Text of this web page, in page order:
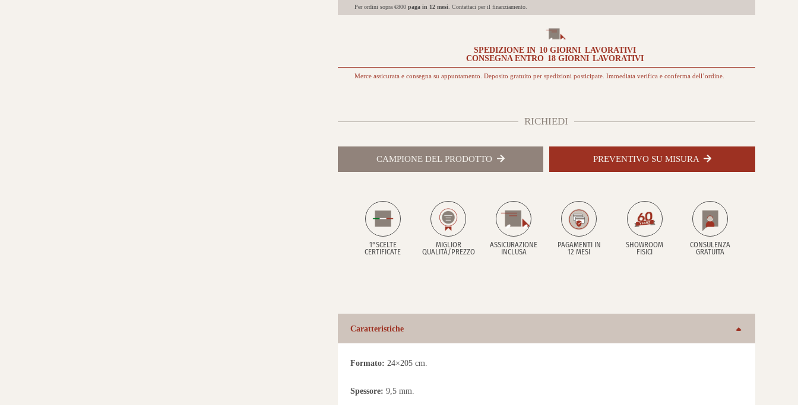
scuro
Per ordini sopra €800 paga in 12 mesi . Contattaci per il finanziamento.
SPEDIZIONE IN 10 GIORNI LAVORATIVI
CONSEGNA ENTRO 18 GIORNI LAVORATIVI
Merce assicurata e consegna su appuntamento. Deposito gratuito per spedizioni posticipate. Immediata verifica e conferma dell’ordine.
RICHIEDI
CAMPIONE DEL PRODOTTO PREVENTIVO SU MISURA
1°SCELTE
CERTIFICATE
MIGLIOR
QUALITÀ/PREZZO
ASSICURAZIONE
INCLUSA
PAGAMENTI IN
12 MESI
SHOWROOM
FISICI
CONSULENZA
GRATUITA
Caratteristiche
Formato: 24×205 cm.
Spessore: 9,5 mm.